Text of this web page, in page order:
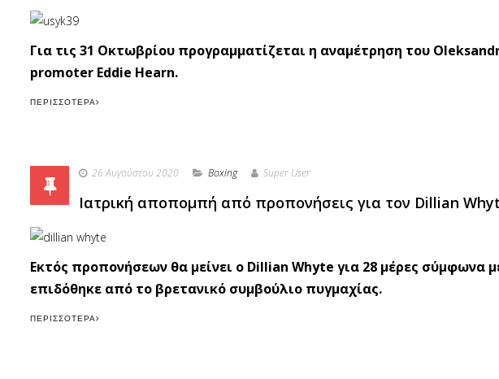
Για τις 31 Οκτωβρίου προγραμματίζεται η αναμέτρηση του
promoter Eddie Hearn.
ΠΕΡΙΣΣΌΤΕΡΑ
26 Αυγούστου 2020 Boxing Super User
Ιατρική αποπομπή από προπονήσεις για τον Dillian
Εκτός προπονήσεων θα μείνει ο Dillian Whyte για 28 μέρες σύμφωνα
επιδόθηκε από το βρετανικό συμβούλιο πυγμαχίας.
ΠΕΡΙΣΣΌΤΕΡΑ